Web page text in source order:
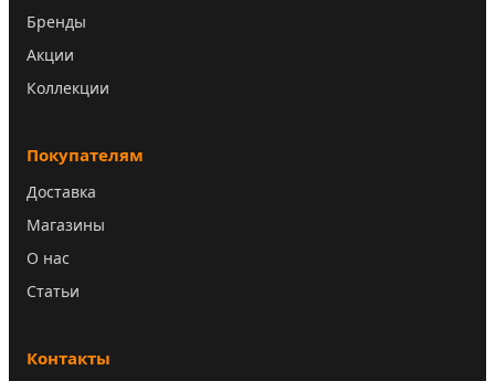
Бренды
Акции
Коллекции
Покупателям
Доставка
Магазины
О нас
Статьи
Контакты